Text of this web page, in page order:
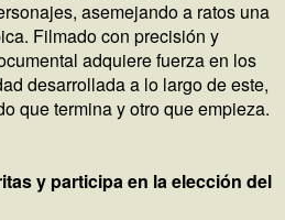
asemejando a ratos una
Filmado con precisión y
adquiere fuerza en los
desarrollada a lo largo de este,
que termina y otro que empieza.
y participa en la elección del